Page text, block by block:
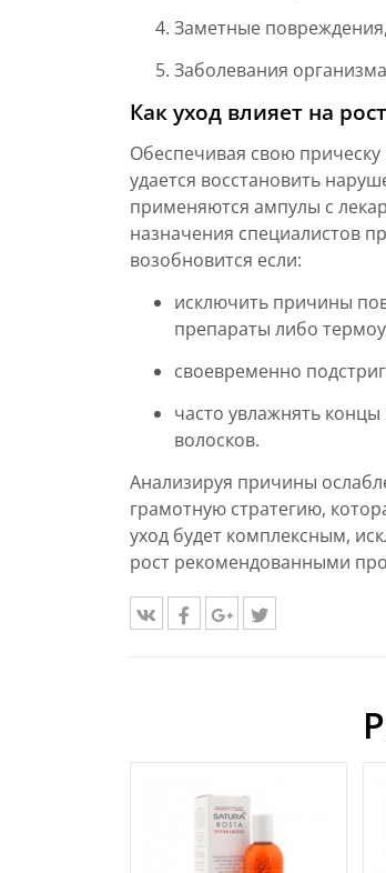
Заметные
Заболевания
Как уход влияет на
Обеспечивая свою
удается восстановить
применяются ампулы с
назначения специалистов
возобновится если:
исключить причины
препараты либо
своевременно
часто увлажнять
волосков.
Анализируя причины
грамотную стратегию,
уход будет комплексным,
рост рекомендованными